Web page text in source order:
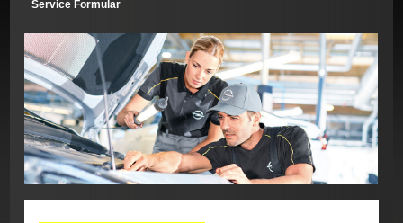
Kundendienst
Glasreparatur
Notfalldienst
Ersatzwagen
Mietwagen
Carrosserie
Tankstelle
Service Formular